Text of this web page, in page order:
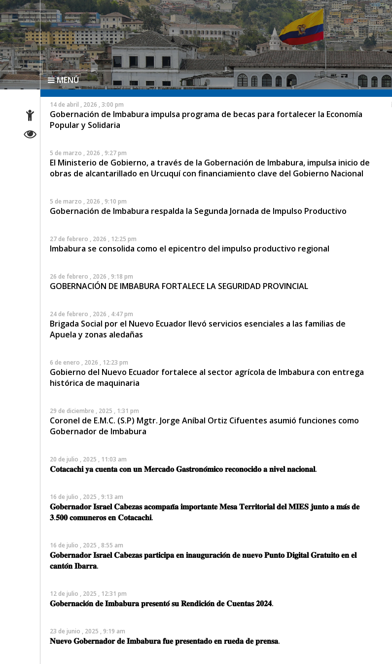
MENÚ
14 de abril , 2026 , 3:00 pm
Gobernación de Imbabura impulsa programa de becas para fortalecer la Economía
Popular y Solidaria
5 de marzo , 2026 , 9:27 pm
El Ministerio de Gobierno, a través de la Gobernación de Imbabura, impulsa inicio de
obras de alcantarillado en Urcuquí con financiamiento clave del Gobierno Nacional
5 de marzo , 2026 , 9:10 pm
Gobernación de Imbabura respalda la Segunda Jornada de Impulso Productivo
27 de febrero , 2026 , 12:25 pm
Imbabura se consolida como el epicentro del impulso productivo regional
26 de febrero , 2026 , 9:18 pm
GOBERNACIÓN DE IMBABURA FORTALECE LA SEGURIDAD PROVINCIAL
24 de febrero , 2026 , 4:47 pm
Brigada Social por el Nuevo Ecuador llevó servicios esenciales a las familias de
Apuela y zonas aledañas
6 de enero , 2026 , 12:23 pm
Gobierno del Nuevo Ecuador fortalece al sector agrícola de Imbabura con entrega
histórica de maquinaria
29 de diciembre , 2025 , 1:31 pm
Coronel de E.M.C. (S.P) Mgtr. Jorge Aníbal Ortiz Cifuentes asumió funciones como
Gobernador de Imbabura
20 de julio , 2025 , 11:03 am
𝐂𝐨𝐭𝐚𝐜𝐚𝐜𝐡𝐢 𝐲𝐚 𝐜𝐮𝐞𝐧𝐭𝐚 𝐜𝐨𝐧 𝐮𝐧 𝐌𝐞𝐫𝐜𝐚𝐝𝐨 𝐆𝐚𝐬𝐭𝐫𝐨𝐧𝐨́𝐦𝐢𝐜𝐨 𝐫𝐞𝐜𝐨𝐧𝐨𝐜𝐢𝐝𝐨 𝐚 𝐧𝐢𝐯𝐞𝐥 𝐧𝐚𝐜𝐢𝐨𝐧𝐚𝐥.
16 de julio , 2025 , 9:13 am
𝐆𝐨𝐛𝐞𝐫𝐧𝐚𝐝𝐨𝐫 𝐈𝐬𝐫𝐚𝐞𝐥 𝐂𝐚𝐛𝐞𝐳𝐚𝐬 𝐚𝐜𝐨𝐦𝐩𝐚𝐧̃𝐚 𝐢𝐦𝐩𝐨𝐫𝐭𝐚𝐧𝐭𝐞 𝐌𝐞𝐬𝐚 𝐓𝐞𝐫𝐫𝐢𝐭𝐨𝐫𝐢𝐚𝐥 𝐝𝐞𝐥 𝐌𝐈𝐄𝐒 𝐣𝐮𝐧𝐭𝐨 𝐚 𝐦𝐚́𝐬 𝐝𝐞
𝟑.𝟓𝟎𝟎 𝐜𝐨𝐦𝐮𝐧𝐞𝐫𝐨𝐬 𝐞𝐧 𝐂𝐨𝐭𝐚𝐜𝐚𝐜𝐡𝐢.
16 de julio , 2025 , 8:55 am
𝐆𝐨𝐛𝐞𝐫𝐧𝐚𝐝𝐨𝐫 𝐈𝐬𝐫𝐚𝐞𝐥 𝐂𝐚𝐛𝐞𝐳𝐚𝐬 𝐩𝐚𝐫𝐭𝐢𝐜𝐢𝐩𝐚 𝐞𝐧 𝐢𝐧𝐚𝐮𝐠𝐮𝐫𝐚𝐜𝐢𝐨́𝐧 𝐝𝐞 𝐧𝐮𝐞𝐯𝐨 𝐏𝐮𝐧𝐭𝐨 𝐃𝐢𝐠𝐢𝐭𝐚𝐥 𝐆𝐫𝐚𝐭𝐮𝐢𝐭𝐨 𝐞𝐧 𝐞𝐥
𝐜𝐚𝐧𝐭𝐨́𝐧 𝐈𝐛𝐚𝐫𝐫𝐚.
12 de julio , 2025 , 12:31 pm
𝐆𝐨𝐛𝐞𝐫𝐧𝐚𝐜𝐢𝐨́𝐧 𝐝𝐞 𝐈𝐦𝐛𝐚𝐛𝐮𝐫𝐚 𝐩𝐫𝐞𝐬𝐞𝐧𝐭𝐨́ 𝐬𝐮 𝐑𝐞𝐧𝐝𝐢𝐜𝐢𝐨́𝐧 𝐝𝐞 𝐂𝐮𝐞𝐧𝐭𝐚𝐬 𝟐𝟎𝟐𝟒.
23 de junio , 2025 , 9:19 am
𝐍𝐮𝐞𝐯𝐨 𝐆𝐨𝐛𝐞𝐫𝐧𝐚𝐝𝐨𝐫 𝐝𝐞 𝐈𝐦𝐛𝐚𝐛𝐮𝐫𝐚 𝐟𝐮𝐞 𝐩𝐫𝐞𝐬𝐞𝐧𝐭𝐚𝐝𝐨 𝐞𝐧 𝐫𝐮𝐞𝐝𝐚 𝐝𝐞 𝐩𝐫𝐞𝐧𝐬𝐚.